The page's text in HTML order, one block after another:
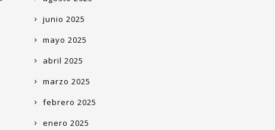
junio 2025
mayo 2025
abril 2025
marzo 2025
febrero 2025
enero 2025